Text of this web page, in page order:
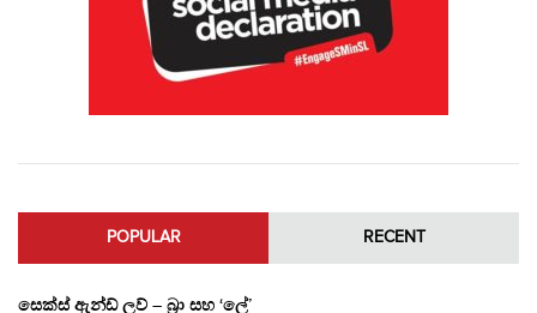
POPULAR RECENT
සෙක්ස් ඇන්ඩ් ලව් – බ්‍රා සහ ‘ලේ’